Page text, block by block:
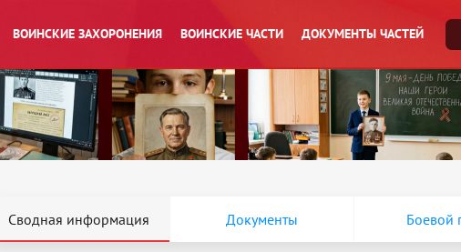
ВОИНСКИЕ ЗАХОРОНЕНИЯ ВОИНСКИЕ ЧАСТИ ДОКУМЕНТЫ ЧАСТЕЙ
Сводная информация Документы Боевой